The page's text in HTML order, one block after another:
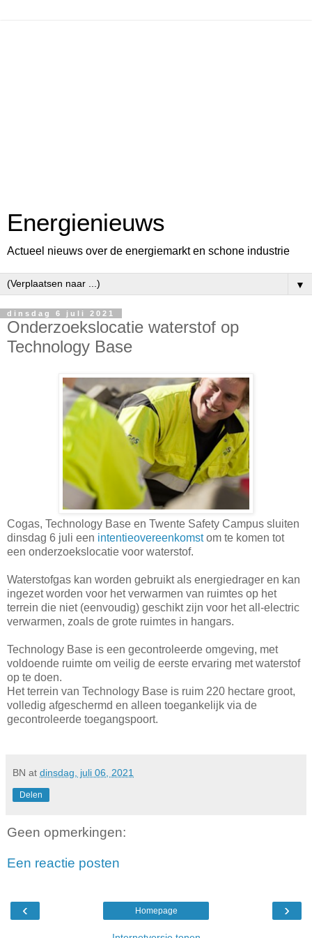
Energienieuws
Actueel nieuws over de energiemarkt en schone industrie
▼
dinsdag 6 juli 2021
Onderzoekslocatie waterstof op
Technology Base
Cogas, Technology Base en Twente Safety Campus sluiten
dinsdag 6 juli een intentieovereenkomstom te komen tot
een onderzoekslocatie voor waterstof.
Waterstofgas kan worden gebruikt als energiedrager en kan
ingezet worden voor het verwarmen van ruimtes op het
terrein die niet (eenvoudig) geschikt zijn voor het all-electric
verwarmen, zoals de grote ruimtes in hangars.
Technology Base is een gecontroleerde omgeving, met
voldoende ruimte om veilig de eerste ervaring met waterstof
op te doen.
Het terrein van Technology Base is ruim 220 hectare groot,
volledig afgeschermd en alleen toegankelijk via de
gecontroleerde toegangspoort.
BN at dinsdag, juli 06, 2021
Delen
Geen opmerkingen:
Een reactie posten
‹ ›
Homepage